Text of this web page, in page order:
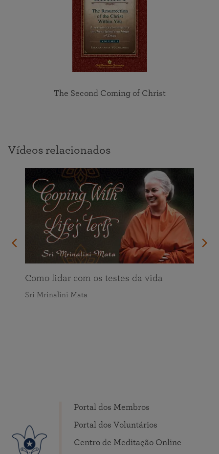
The Second Coming of Christ
Vídeos relacionados
Como lidar com os testes da vida
Sri Mrinalini Mata
Portal dos Membros
Portal dos Voluntários
Centro de Meditação Online